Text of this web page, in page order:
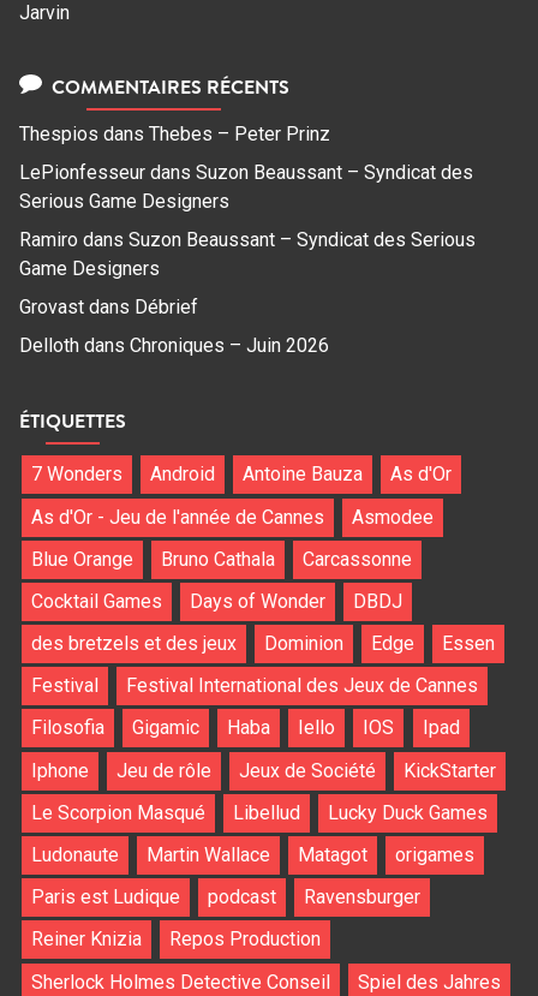
Jarvin
COMMENTAIRES RÉCENTS
Thespios dans Thebes – Peter Prinz
LePionfesseur dans Suzon Beaussant – Syndicat des
Serious Game Designers
Ramiro dans Suzon Beaussant – Syndicat des Serious
Game Designers
Grovast dans Débrief
Delloth dans Chroniques – Juin 2026
ÉTIQUETTES
7 Wonders Android Antoine Bauza
As d'Or
As d'Or - Jeu de l'année de Cannes
Asmodee
Blue Orange
Bruno Cathala
Carcassonne
Cocktail Games
Days of Wonder
DBDJ
des bretzels et des jeux
Dominion Edge
Essen
Festival
Festival International des Jeux de Cannes
Filosofia
Gigamic Haba Iello IOS
Ipad
Iphone
Jeu de rôle Jeux de Société
KickStarter
Le Scorpion Masqué
Libellud
Lucky Duck Games
Ludonaute
Martin Wallace Matagot
origames
Paris est Ludique
podcast
Ravensburger
Reiner Knizia
Repos Production
Sherlock Holmes Detective Conseil
Spiel des Jahres